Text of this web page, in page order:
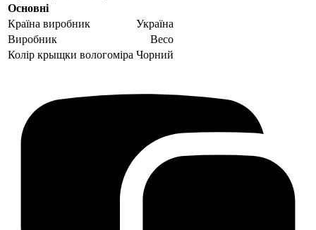
Основні
Країна виробник
Україна
Виробник
Beco
Колір крыщки вологоміра Чорний